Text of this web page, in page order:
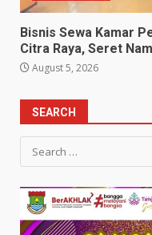
Bisnis Sewa Kamar
Citra Raya, Seret
August 5, 2026
SEARCH
Search
for: